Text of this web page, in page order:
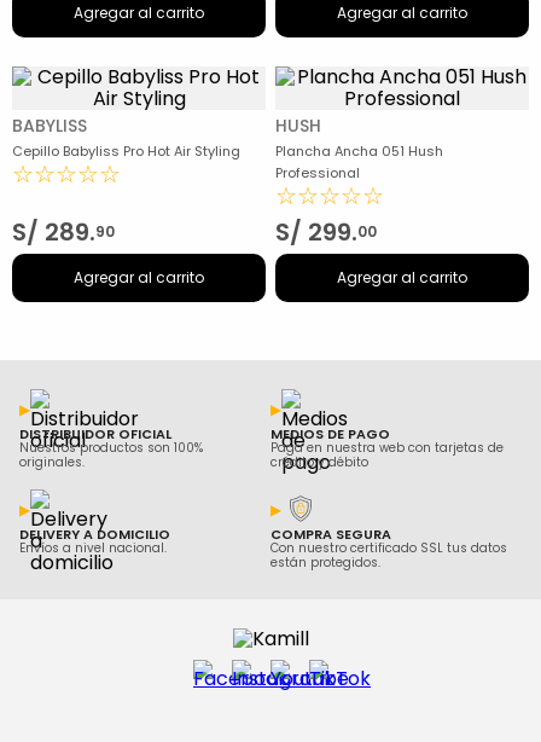
Agregar al carrito Agregar al carrito
BABYLISS
Cepillo Babyliss Pro Hot Air Styling
☆☆☆☆☆
S/ 289.90
Agregar al carrito
HUSH
Plancha Ancha 051 Hush
Professional
☆☆☆☆☆
S/ 299.00
Agregar al carrito
DISTRIBUIDOR OFICIAL
Nuestros productos son 100%
originales.
MEDIOS DE PAGO
Paga en nuestra web con tarjetas de
crédito y débito
DELIVERY A DOMICILIO
Envíos a nivel nacional.
COMPRA SEGURA
Con nuestro certificado SSL tus datos
están protegidos.